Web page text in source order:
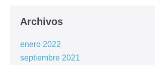
Archivos
enero 2022
septiembre 2021